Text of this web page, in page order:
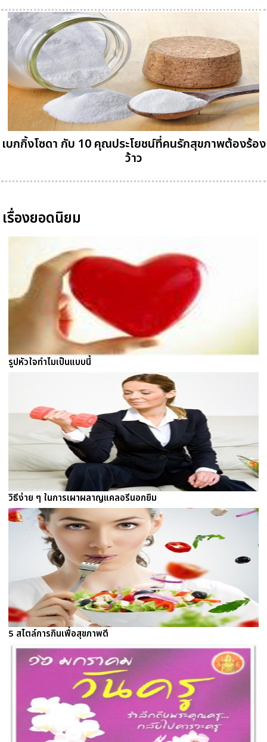
เบกกิ้งโซดา กับ 10 คุณประโยชน์ที่คนรักสุขภาพต้องร้อง
ว้าว
เรื่องยอดนิยม
รูปหัวใจทำไมเป็นแบบนี้
วิธีง่าย ๆ ในการเผาผลาญแคลอรีนอกยิม
5 สไตล์การกินเพื่อสุขภาพดี